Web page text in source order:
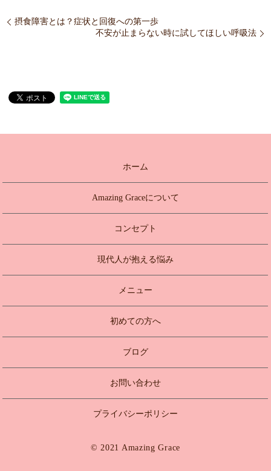
摂食障害とは？症状と回復への第一歩
不安が止まらない時に試してほしい呼吸法
ホーム
Amazing Graceについて
コンセプト
現代人が抱える悩み
メニュー
初めての方へ
ブログ
お問い合わせ
プライバシーポリシー
© 2021 Amazing Grace